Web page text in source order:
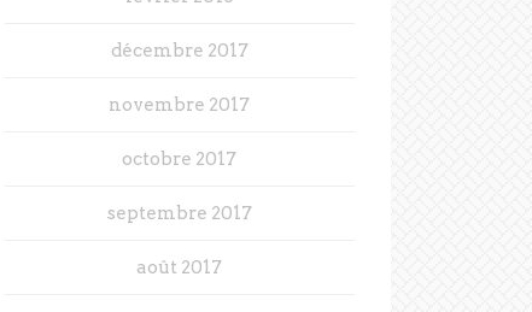
décembre 2017
novembre 2017
octobre 2017
septembre 2017
août 2017